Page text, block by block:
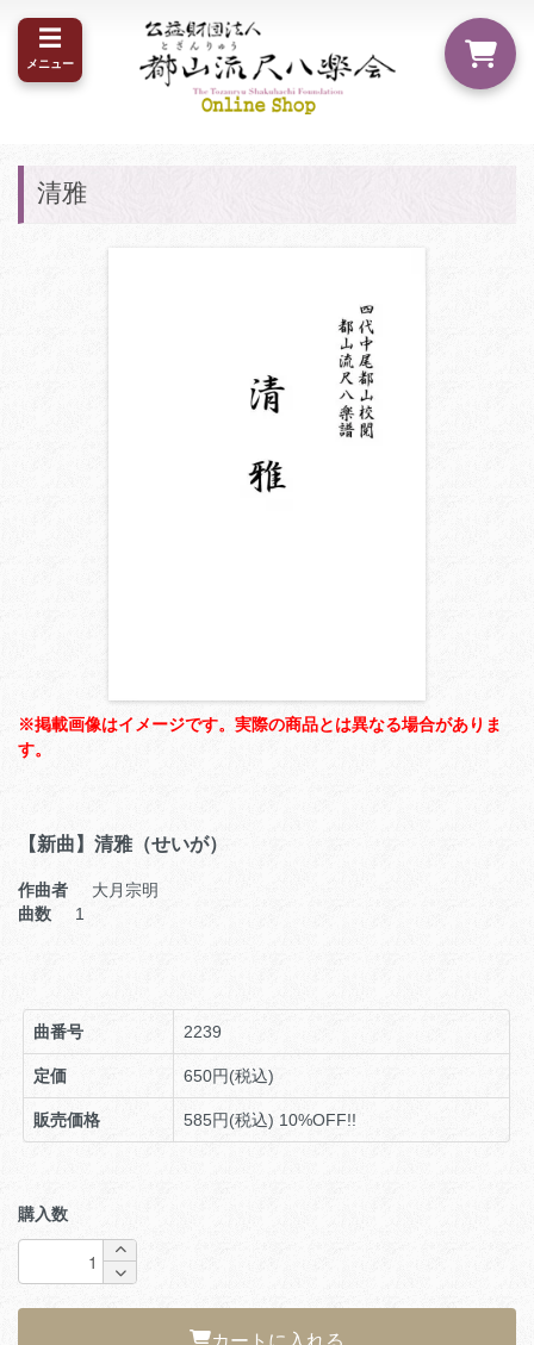
☰
メニュー
清雅
※掲載画像はイメージです。実際の商品とは異なる場合がありま
す。
【新曲】清雅（せいが）
作曲者
大月宗明
曲数
1
曲番号 2239
定価 650円(税込)
販売価格 585円(税込) 10%OFF!!
購入数
カートに入れる